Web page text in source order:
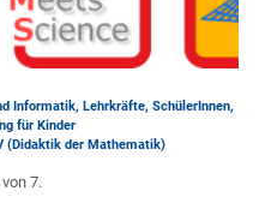
Informatik, Lehrkräfte, SchülerInnen,
für Kinder
(Didaktik der Mathematik)
7.